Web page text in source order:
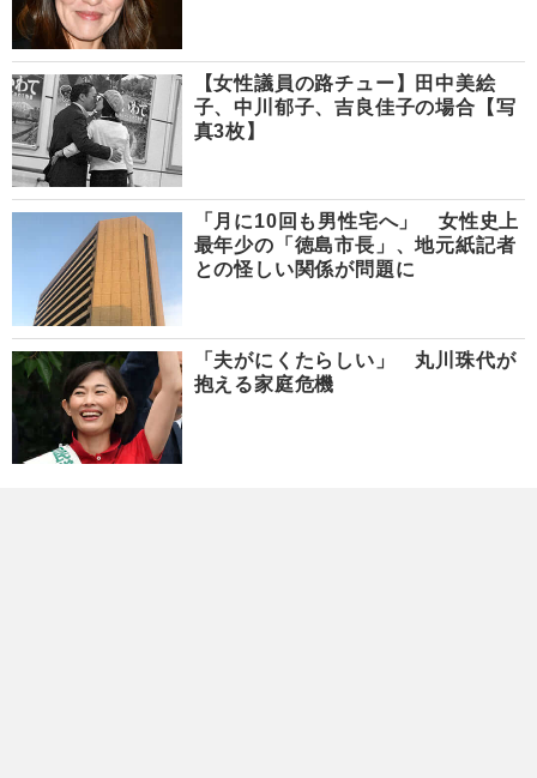
【女性議員の路チュー】田中美絵
子、中川郁子、吉良佳子の場合【写
真3枚】
「月に10回も男性宅へ」 女性史上
最年少の「徳島市長」、地元紙記者
との怪しい関係が問題に
「夫がにくたらしい」 丸川珠代が
抱える家庭危機